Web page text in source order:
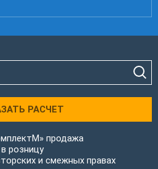
РАСЧЕТ
продажа
розницу
и смежных правах